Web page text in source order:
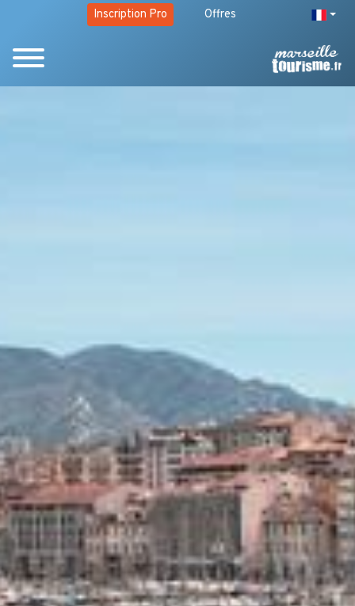
Inscription Pro Offres